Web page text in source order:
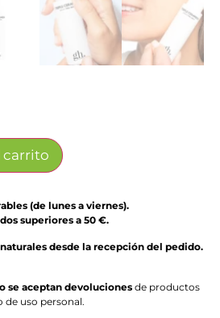
carrito
(de lunes a viernes).
superiores a 50 €.
desde la recepción del pedido.
se aceptan devoluciones de productos
de uso personal.